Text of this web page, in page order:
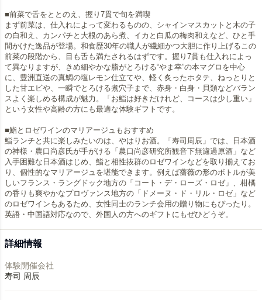
■前菜で舌をととのえ、握り7貫で旬を満喫
まず前菜は、仕入れによって変わるものの、シャインマスカットと木の子
の白和え、カンパチと大根のあら煮、イカと白瓜の梅肉和えなど、ひと手
間かけた逸品が登場。和食歴30年の職人が繊細かつ大胆に作り上げるこの
前菜の段階から、目も舌も満たされるはずです。握り7貫も仕入れによっ
て異なりますが、きめ細やかな脂がとろける“やま幸”の本マグロを中心
に、豊洲直送の真鯛の塩レモン仕立てや、軽く炙ったホタテ、ねっとりと
した甘エビや、一瞬でとろける煮穴子まで、赤身・白身・貝類などバラン
スよく楽しめる構成が魅力。「お鮨は好きだけれど、コースは少し重い」
という女性や高齢の方にも最適な体験ギフトです。
■鮨とロゼワインのマリアージュもおすすめ
鮨ランチと共に楽しみたいのは、やはりお酒。「寿司周辰」では、日本酒
の神様・農口尚彦氏が手がける「農口尚彦研究所観音下無濾過原酒」など
入手困難な日本酒はじめ、鮨と相性抜群のロゼワインなどを取り揃えてお
り、個性的なマリアージュを堪能できます。例えば薔薇の形のボトルが美
しいフランス・ラングドック地方の「コート・デ・ローズ・ロゼ」、柑橘
の香りも爽やかなプロヴァンス地方の「ドメーヌ・ド・リル・ロゼ」など
のロゼワインもあるため、女性同士のランチ会用の贈り物にもぴったり。
英語・中国語対応なので、外国人の方へのギフトにもぜひどうぞ。
詳細情報
体験開催会社
寿司 周辰